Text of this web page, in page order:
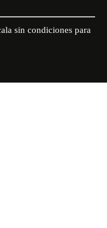
sin condiciones para